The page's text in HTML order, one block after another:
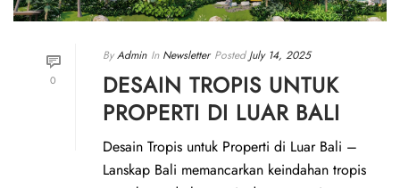
0
By Admin In Newsletter Posted July 14, 2025
DESAIN TROPIS UNTUK
PROPERTI DI LUAR BALI
Desain Tropis untuk Properti di Luar Bali –
Lanskap Bali memancarkan keindahan tropis